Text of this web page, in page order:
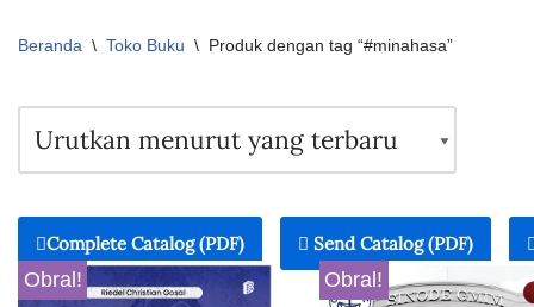
Beranda \ Toko Buku \ Produk dengan tag “#minahasa”
Complete Catalog (PDF) Send Catalog (PDF)
Obral! Obral!